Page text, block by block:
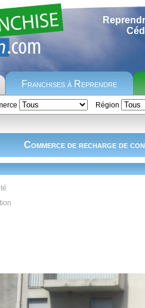
Franchises à Reprendre
Région
Commerce de recharge de